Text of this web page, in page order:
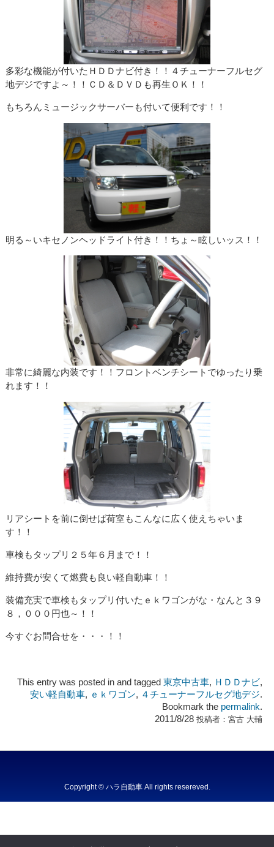
多彩な機能が付いたＨＤＤナビ付き！！４チューナーフルセグ
地デジですよ～！！ＣＤ＆ＤＶＤも再生ＯＫ！！
もちろんミュージックサーバーも付いて便利です！！
明る～いキセノンヘッドライト付き！！ちょ～眩しいッス！！
非常に綺麗な内装です！！フロントベンチシートでゆったり乗
れます！！
リアシートを前に倒せば荷室もこんなに広く使えちゃいま
す！！
車検もタップリ２５年６月まで！！
維持費が安くて燃費も良い軽自動車！！
装備充実で車検もタップリ付いたｅｋワゴンがな・なんと３９
８，０００円也～！！
今すぐお問合せを・・・！！
This entry was posted in and tagged東京中古車, ＨＤＤナビ,
安い軽自動車, ｅｋワゴン, ４チューナーフルセグ地デジ.
Bookmark the permalink.
2011/8/28 投稿者：宮古 大輔
Copyright © ハラ自動車 All rights resereved.Powered by DJCOM Inc.